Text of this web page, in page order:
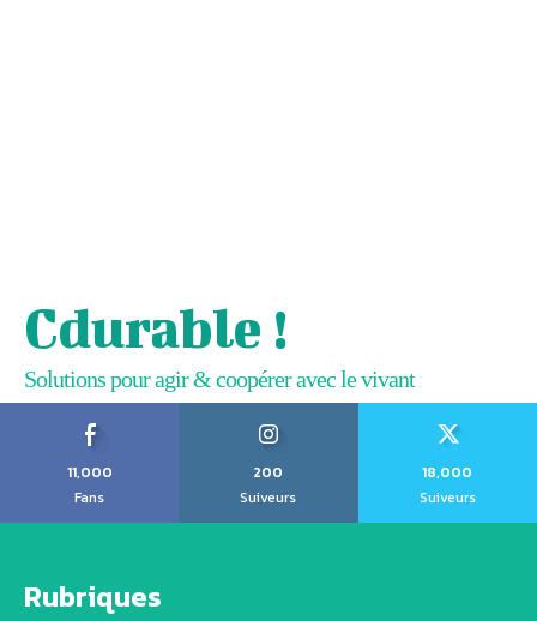
Cdurable !
Solutions pour agir & coopérer avec le vivant
11,000
Fans
200
Suiveurs
18,000
Suiveurs
Rubriques